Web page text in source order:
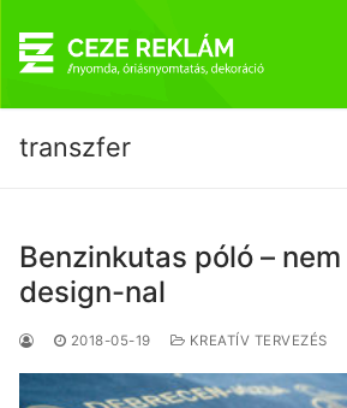
tartalomra
transzfer
Benzinkutas póló –
design-nal
2018-05-19 KREATÍV TERVEZÉS